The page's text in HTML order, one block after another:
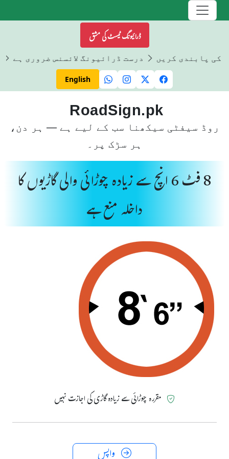
ڈرائیونگ ٹیسٹ کی مشق
کی پابندی کریں درست ڈرائیونگ لائسنس ضروری ہے
English
RoadSign.pk
روڈ سیفٹی سیکھنا سب کے لیے ہے — ہر دن،
ہر سڑک پر۔
8 فٹ 6 انچ سے زیادہ چوڑائی والی گاڑیوں کا
داخلہ منع ہے
مقررہ چوڑائی سے زیادہ گاڑی کی اجازت نہیں